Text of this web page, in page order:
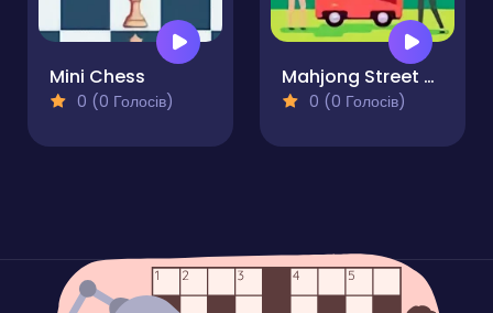
Mini Chess
0 (0 Голосів)
Mahjong Street Cafe
0 (0 Голосів)